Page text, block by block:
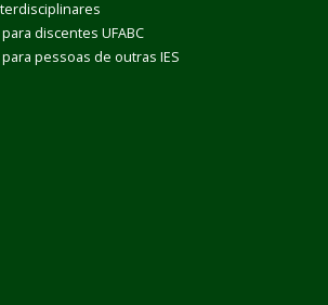
discentes UFABC
pessoas de outras IES